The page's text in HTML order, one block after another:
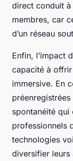
direct conduit
membres, car
d’un réseau
Enfin, l’impact
capacité à
immersive. En
spontanéité qui
professionnels
technologies
diversifier leurs